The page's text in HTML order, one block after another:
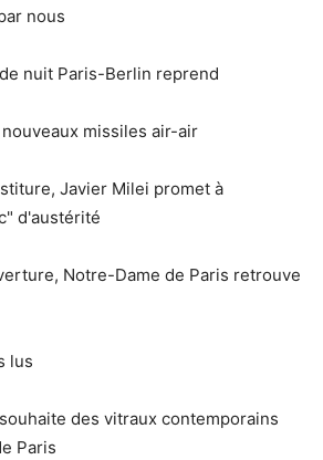
nous
nuit Paris-Berlin reprend
missiles air-air
Javier Milei promet à
d'austérité
Notre-Dame de Paris retrouve
lus
des vitraux contemporains
Paris